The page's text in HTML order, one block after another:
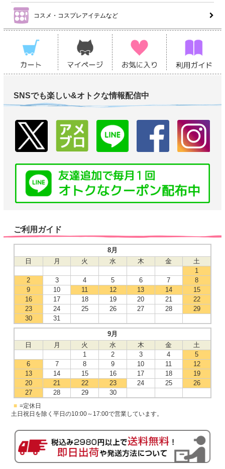
コスメ・コスプレアイテムなど
SNSでも楽しい&オトクな情報配信中
ご利用ガイド
8月
日
月 火 水 木 金
土
1
2
3 4 5 6 7
8
9
10 11 12 13 14
15
16
17 18 19 20 21
22
23
24 25 26 27 28
29
30
31
9月
日
月 火 水 木 金
土
1
2 3 4
5
6
7 8 9 10 11
12
13
14 15 16 17 18
19
20
21 22 23 24 25
26
27
28 29 30
■ =定休日
土日祝日を除く平日の10:00～17:00で営業しています。